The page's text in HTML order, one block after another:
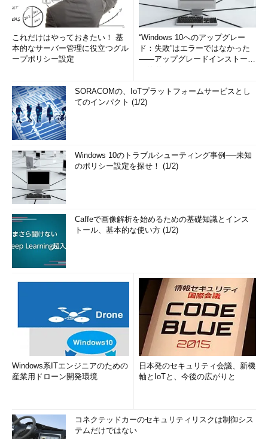
これだけはやっておきたい！ 基
本的なサーバー管理に役立つグル
ープポリシー設定
“Windows 10へのアップグレー
ド：失敗”はエラーではなかった
――アップグレードインストール
SORACOMの、IoTプラットフォームサービスとし
てのインパクト (1/2)
Windows 10のトラブルシューティング事例──未知
のポリシー設定を探せ！ (1/2)
Caffeで画像解析を始めるための基礎知識とインス
トール、基本的な使い方 (1/2)
Windows系ITエンジニアのための
産業用ドローン開発環境
日本発のセキュリティ会議、新機
軸とIoTと、今後の広がりと
コネクテッドカーのセキュリティリスクは制御シス
テムだけではない